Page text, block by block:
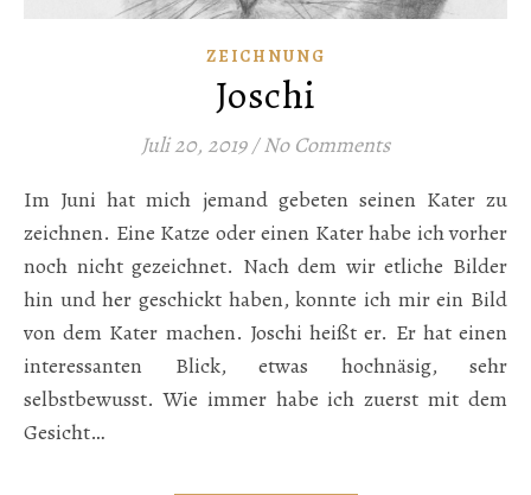
ZEICHNUNG
Joschi
Juli 20, 2019 / No Comments
Im Juni hat mich jemand gebeten seinen Kater zu
zeichnen. Eine Katze oder einen Kater habe ich vorher
noch nicht gezeichnet. Nach dem wir etliche Bilder
hin und her geschickt haben, konnte ich mir ein Bild
von dem Kater machen. Joschi heißt er. Er hat einen
interessanten Blick, etwas hochnäsig, sehr
selbstbewusst. Wie immer habe ich zuerst mit dem
Gesicht…